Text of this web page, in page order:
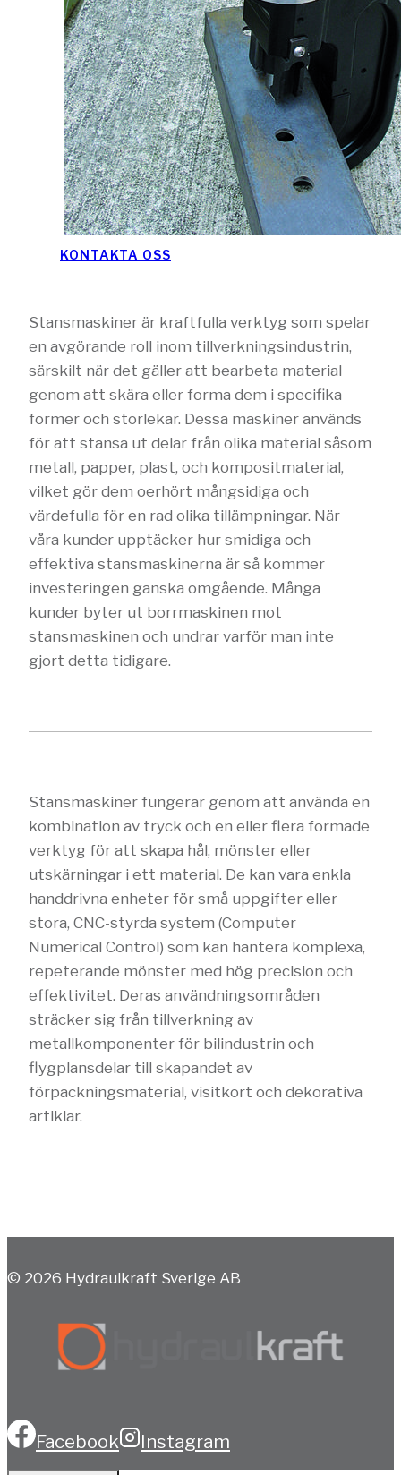
Stansmaskiner är kraftfulla verktyg som spelar
en avgörande roll inom tillverkningsindustrin,
särskilt när det gäller att bearbeta material
genom att skära eller forma dem i specifika
former och storlekar. Dessa maskiner används
för att stansa ut delar från olika material såsom
metall, papper, plast, och kompositmaterial,
vilket gör dem oerhört mångsidiga och
värdefulla för en rad olika tillämpningar. När
våra kunder upptäcker hur smidiga och
effektiva stansmaskinerna är så kommer
investeringen ganska omgående. Många
kunder byter ut borrmaskinen mot
stansmaskinen och undrar varför man inte
gjort detta tidigare.
KONTAKTA OSS
Stansmaskiner fungerar genom att använda en
kombination av tryck och en eller flera formade
verktyg för att skapa hål, mönster eller
utskärningar i ett material. De kan vara enkla
handdrivna enheter för små uppgifter eller
stora, CNC-styrda system (Computer
Numerical Control) som kan hantera komplexa,
repeterande mönster med hög precision och
effektivitet. Deras användningsområden
sträcker sig från tillverkning av
metallkomponenter för bilindustrin och
flygplansdelar till skapandet av
förpackningsmaterial, visitkort och dekorativa
artiklar.
© 2026 Hydraulkraft Sverige AB
Facebook Instagram